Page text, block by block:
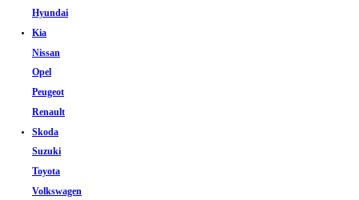
Hyundai
Kia
Nissan
Opel
Peugeot
Renault
Skoda
Suzuki
Toyota
Volkswagen